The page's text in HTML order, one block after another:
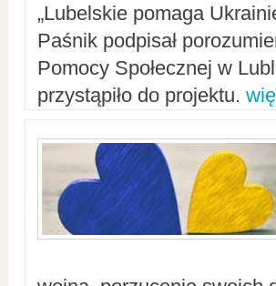
„Lubelskie pomaga
Paśnik podpisał
Pomocy Społecznej w
przystąpiło do projektu.